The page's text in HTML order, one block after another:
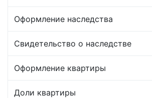
Оформление наследства
Свидетельство о наследстве
Оформление квартиры
Доли квартиры